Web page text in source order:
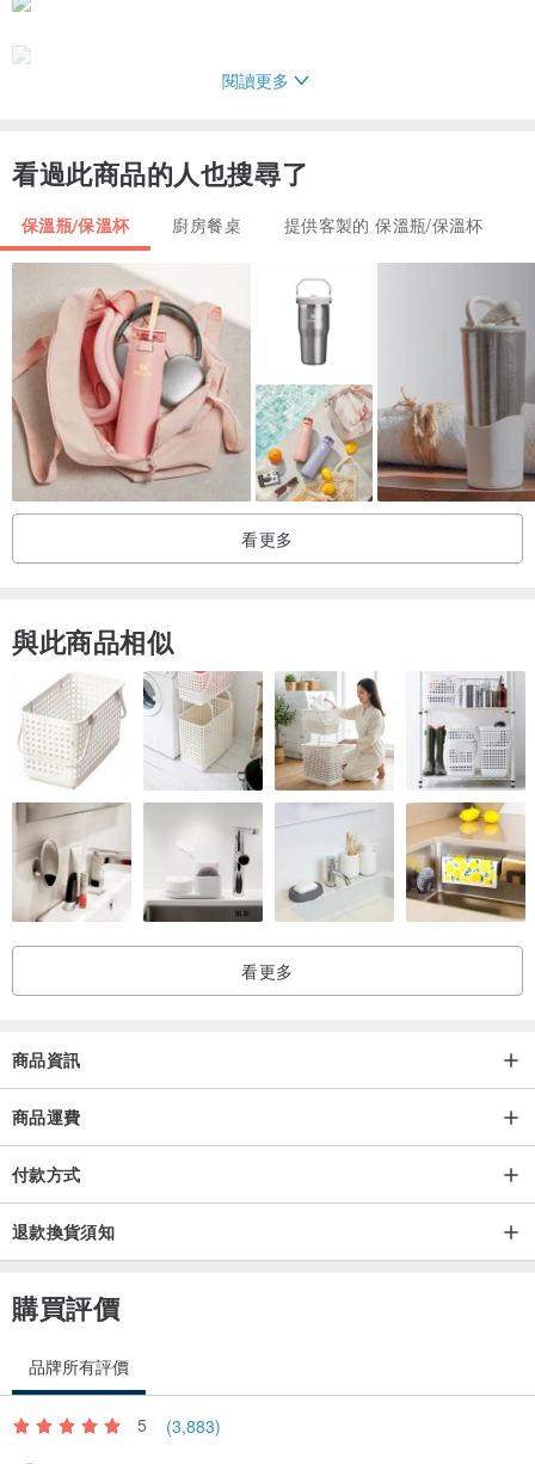
保溫瓶體: 18/8 (304) 不鏽鋼
容量:12oz / 360ml
瓶蓋:食品級PP聚丙烯
尺寸:(L)75mm X (W)75mm X (H)200mm
重量:310克
產地:中國
保固:一年
閱讀更多
看過此商品的人也搜尋了
保溫瓶/保溫杯 廚房餐桌 提供客製的 保溫瓶/保溫杯
看更多
與此商品相似
看更多
商品資訊
商品運費
付款方式
退款換貨須知
購買評價
品牌所有評價
5 (3,883)